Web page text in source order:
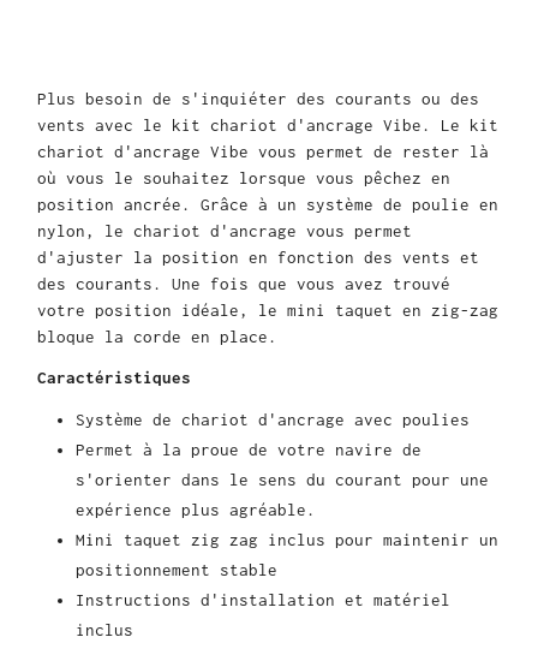
Plus besoin de s'inquiéter des courants ou des
vents avec le kit chariot d'ancrage Vibe. Le kit
chariot d'ancrage Vibe vous permet de rester là
où vous le souhaitez lorsque vous pêchez en
position ancrée. Grâce à un système de poulie en
nylon, le chariot d'ancrage vous permet
d'ajuster la position en fonction des vents et
des courants. Une fois que vous avez trouvé
votre position idéale, le mini taquet en zig-zag
bloque la corde en place.
Caractéristiques
Système de chariot d'ancrage avec poulies
Permet à la proue de votre navire de
s'orienter dans le sens du courant pour une
expérience plus agréable.
Mini taquet zig zag inclus pour maintenir un
positionnement stable
Instructions d'installation et matériel
inclus